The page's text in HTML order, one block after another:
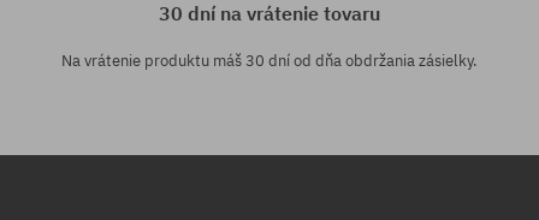
30 dní na vrátenie tovaru
Na vrátenie produktu máš 30 dní od dňa obdržania zásielky.